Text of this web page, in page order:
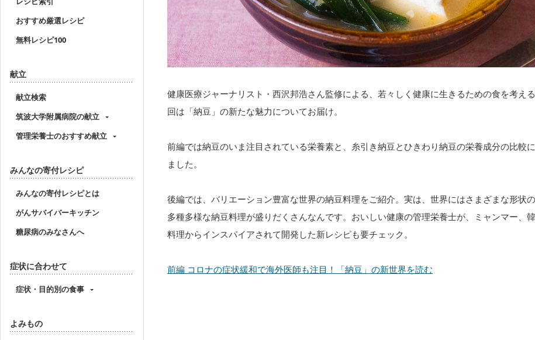
おすすめ厳選レシピ
無料レシピ100
献立
献立検索
筑波大学附属病院の献立
管理栄養士のおすすめ献立
みんなの寄付レシピ
みんなの寄付レシピとは
がんサバイバーキッチン
糖尿病のみなさんへ
症状に合わせて
症状・目的別の食事
よみもの
健康医療ジャーナリスト・西沢邦浩さん監修による、若々しく健康に生きるための食を考え
回は「納豆」の新たな魅力についてお届け。
前編では納豆のいま注目されている栄養素と、糸引き納豆とひきわり納豆の栄養成分の比較
ました。
後編では、バリエーション豊富な世界の納豆料理をご紹介。実は、世界にはさまざまな形状の
多種多様な納豆料理が盛りだくさんなんです。おいしい健康の管理栄養士が、ミャンマー、
料理からインスパイアされて開発した新レシピも要チェック。
前編 コロナの症状緩和で海外医師も注目！「納豆」の新世界を読む